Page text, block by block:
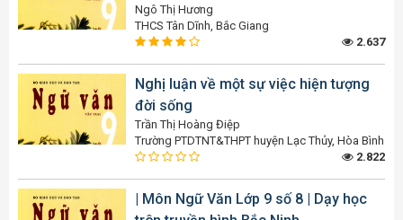
Ngô Thị Hương
THCS Tân Dĩnh, Bắc Giang
2.637
Nghị luận về một sự việc hiện tượng
đời sống
Trần Thị Hoàng Điệp
Trường PTDTNT&THPT huyện Lạc Thủy, Hòa Bình
2.822
| Môn Ngữ Văn Lớp 9 số 8 | Dạy học